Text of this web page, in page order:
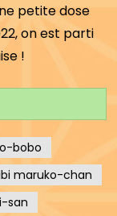
petite dose
on est parti
!
bobo
maruko-chan
san